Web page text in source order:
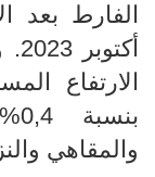
الارتفاع
والمقاهي والنزل